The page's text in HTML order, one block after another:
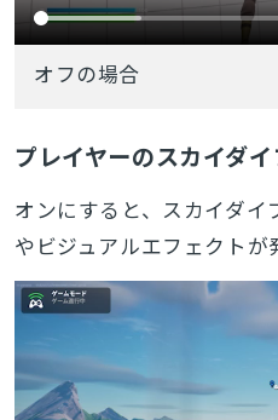
オフの場合
プレイヤーのスカイダ
オンにすると、スカイダイ
やビジュアルエフェクトが